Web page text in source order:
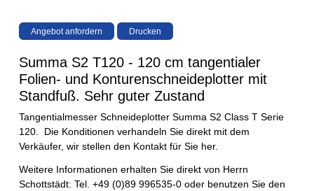
Angebot anfordern Drucken
Summa S2 T120 - 120 cm tangentialer
Folien- und Konturenschneideplotter mit
Standfuß. Sehr guter Zustand
Tangentialmesser Schneideplotter Summa S2 Class T Serie
120. Die Konditionen verhandeln Sie direkt mit dem
Verkäufer, wir stellen den Kontakt für Sie her.
Weitere Informationen erhalten Sie direkt von Herrn
Schottstädt: Tel. +49 (0)89 996535-0 oder benutzen Sie den